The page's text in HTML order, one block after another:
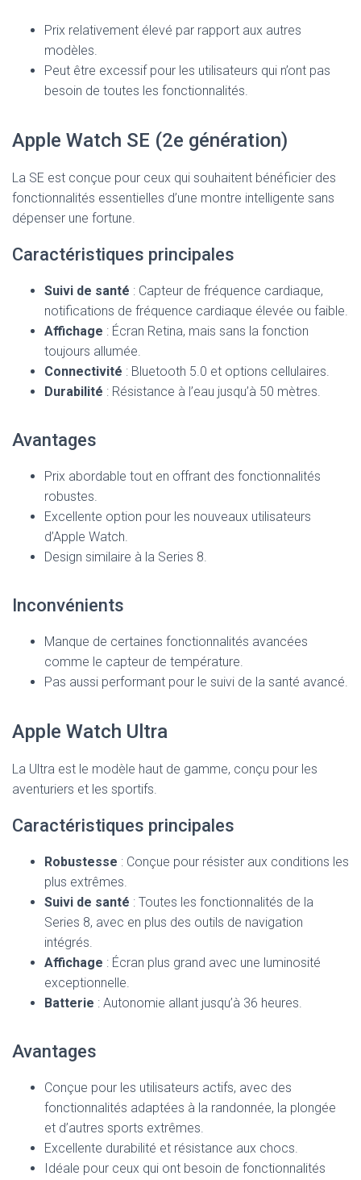
Prix relativement élevé par rapport aux autres
modèles.
Peut être excessif pour les utilisateurs qui n’ont pas
besoin de toutes les fonctionnalités.
Apple Watch SE (2e génération)
La SE est conçue pour ceux qui souhaitent bénéficier des
fonctionnalités essentielles d’une montre intelligente sans
dépenser une fortune.
Caractéristiques principales
Suivi de santé : Capteur de fréquence cardiaque,
notifications de fréquence cardiaque élevée ou faible.
Affichage : Écran Retina, mais sans la fonction
toujours allumée.
Connectivité : Bluetooth 5.0 et options cellulaires.
Durabilité : Résistance à l’eau jusqu’à 50 mètres.
Avantages
Prix abordable tout en offrant des fonctionnalités
robustes.
Excellente option pour les nouveaux utilisateurs
d’Apple Watch.
Design similaire à la Series 8.
Inconvénients
Manque de certaines fonctionnalités avancées
comme le capteur de température.
Pas aussi performant pour le suivi de la santé avancé.
Apple Watch Ultra
La Ultra est le modèle haut de gamme, conçu pour les
aventuriers et les sportifs.
Caractéristiques principales
Robustesse : Conçue pour résister aux conditions les
plus extrêmes.
Suivi de santé : Toutes les fonctionnalités de la
Series 8, avec en plus des outils de navigation
intégrés.
Affichage : Écran plus grand avec une luminosité
exceptionnelle.
Batterie : Autonomie allant jusqu’à 36 heures.
Avantages
Conçue pour les utilisateurs actifs, avec des
fonctionnalités adaptées à la randonnée, la plongée
et d’autres sports extrêmes.
Excellente durabilité et résistance aux chocs.
Idéale pour ceux qui ont besoin de fonctionnalités